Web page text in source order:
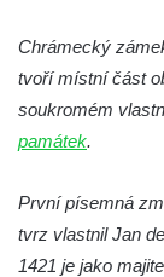
Metují
Zámek
Zámek
Zámek Nový
Chrámecký
tvoří místní část
soukromém
památek.
První písemná
tvrz vlastnil Jan
1421 je jako